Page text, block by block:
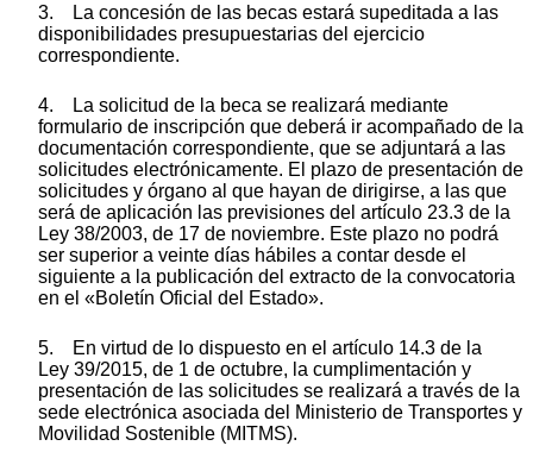
3. La concesión de las becas estará supeditada a las
disponibilidades presupuestarias del ejercicio
correspondiente.
4. La solicitud de la beca se realizará mediante
formulario de inscripción que deberá ir acompañado de la
documentación correspondiente, que se adjuntará a las
solicitudes electrónicamente. El plazo de presentación de
solicitudes y órgano al que hayan de dirigirse, a las que
será de aplicación las previsiones del artículo 23.3 de la
Ley 38/2003, de 17 de noviembre. Este plazo no podrá
ser superior a veinte días hábiles a contar desde el
siguiente a la publicación del extracto de la convocatoria
en el «Boletín Oficial del Estado».
5. En virtud de lo dispuesto en el artículo 14.3 de la
Ley 39/2015, de 1 de octubre, la cumplimentación y
presentación de las solicitudes se realizará a través de la
sede electrónica asociada del Ministerio de Transportes y
Movilidad Sostenible (MITMS).